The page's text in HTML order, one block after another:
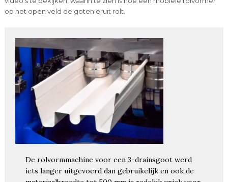
op het open veld de goten eruit rolt.
De rolvormmachine voor een 3-drainsgoot werd
iets langer uitgevoerd dan gebruikelijk en ook de